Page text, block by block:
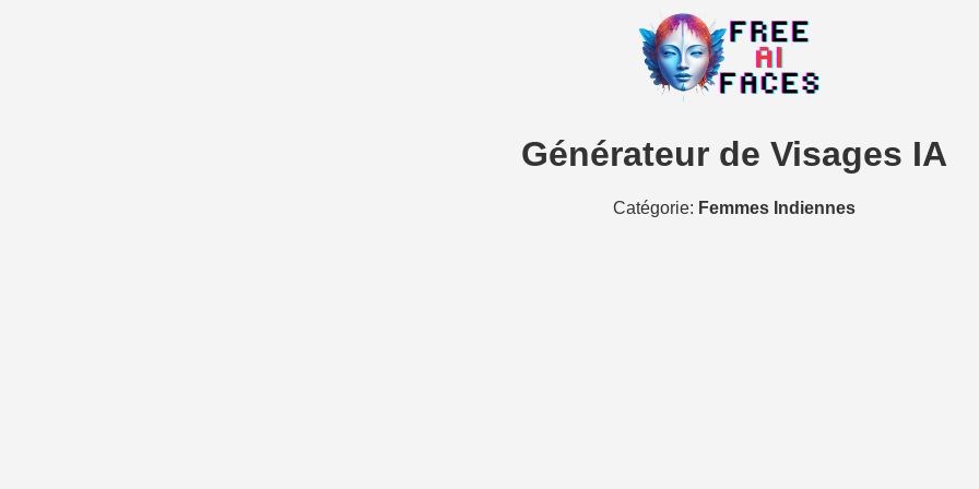
Générateur de Visages IA
Catégorie: Femmes Indiennes